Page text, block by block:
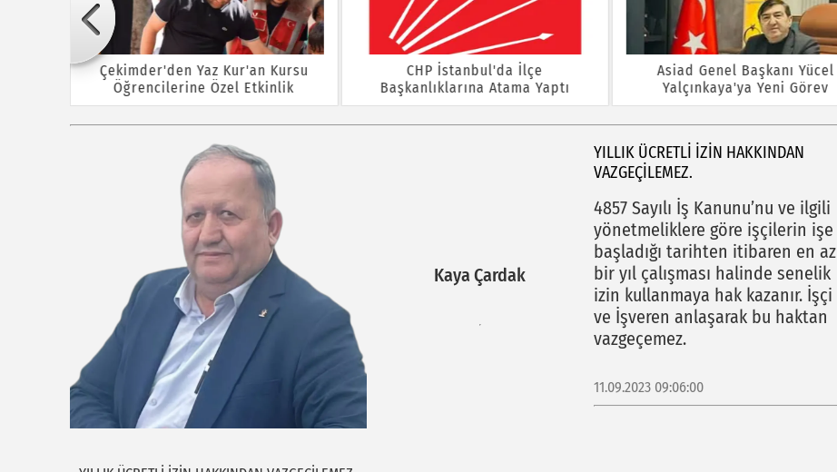
Çekimder'den Yaz Kur'an Kursu
Öğrencilerine Özel Etkinlik
CHP İstanbul'da İlçe
Başkanlıklarına Atama Yaptı
Asiad Genel Başkanı Yücel
Yalçınkaya'ya Yeni Görev
Kaya Çardak
YILLIK ÜCRETLİ İZİN HAKKINDAN
VAZGEÇİLEMEZ.
4857 Sayılı İş Kanunu’nu ve ilgili
yönetmeliklere göre işçilerin işe
başladığı tarihten itibaren en az
bir yıl çalışması halinde senelik
izin kullanmaya hak kazanır. İşçi
ve İşveren anlaşarak bu haktan
vazgeçemez.
11.09.2023 09:06:00